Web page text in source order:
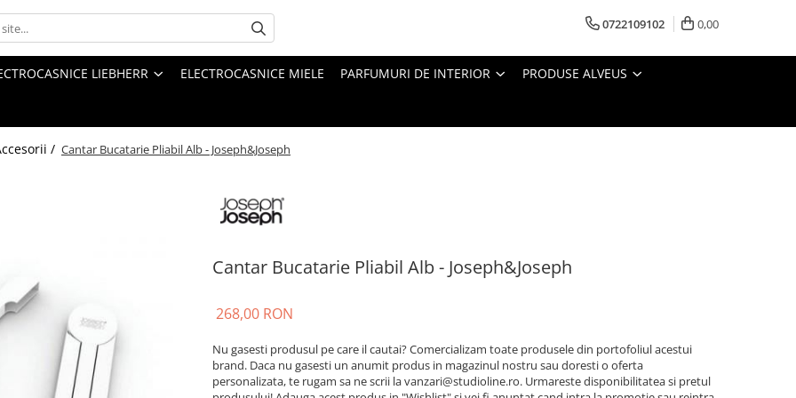
0722109102 0,00
LIEBHERR ELECTROCASNICE MIELE PARFUMURI DE INTERIOR PRODUSE ALVEUS
/ Cantar Bucatarie Pliabil Alb - Joseph&Joseph
Cantar Bucatarie Pliabil Alb - Joseph&Joseph
268,00 RON
Nu gasesti produsul pe care il cautai? Comercializam toate produsele din portofoliul acestui
brand. Daca nu gasesti un anumit produs in magazinul nostru sau doresti o oferta
personalizata, te rugam sa ne scrii la vanzari@studioline.ro. Urmareste disponibilitatea si pretul